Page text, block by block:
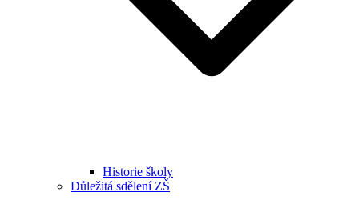
Historie školy
Důležitá sdělení ZŠ